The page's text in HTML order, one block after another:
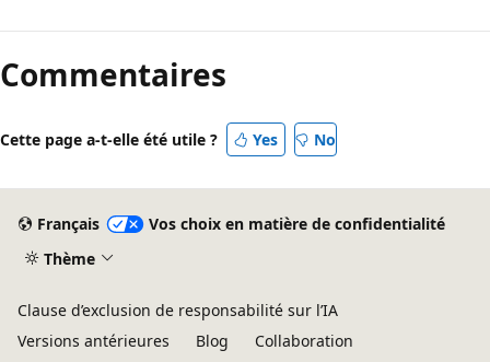
lecture
désactivé
Commentaires
Cette page a-t-elle été utile ? Yes No
Français
Vos choix en matière de confidentialité
Thème
Clause d’exclusion de responsabilité sur l’IA
Versions antérieures
Blog
Collaboration